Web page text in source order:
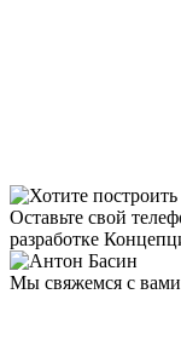
Оставьте свой
разработке
Мы свяжемся с